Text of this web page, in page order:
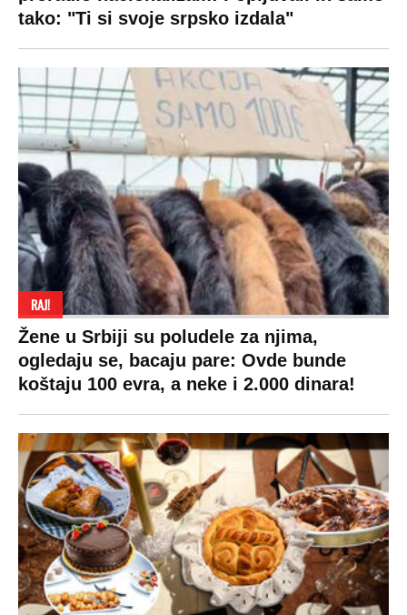
tako: "Ti si svoje srpsko izdala"
RAJ!
Žene u Srbiji su poludele za njima,
ogledaju se, bacaju pare: Ovde bunde
koštaju 100 evra, a neke i 2.000 dinara!